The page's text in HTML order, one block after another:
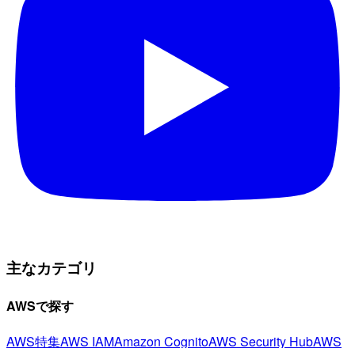
主なカテゴリ
AWSで探す
AWS特集AWS IAMAmazon CognitoAWS Security HubAWS